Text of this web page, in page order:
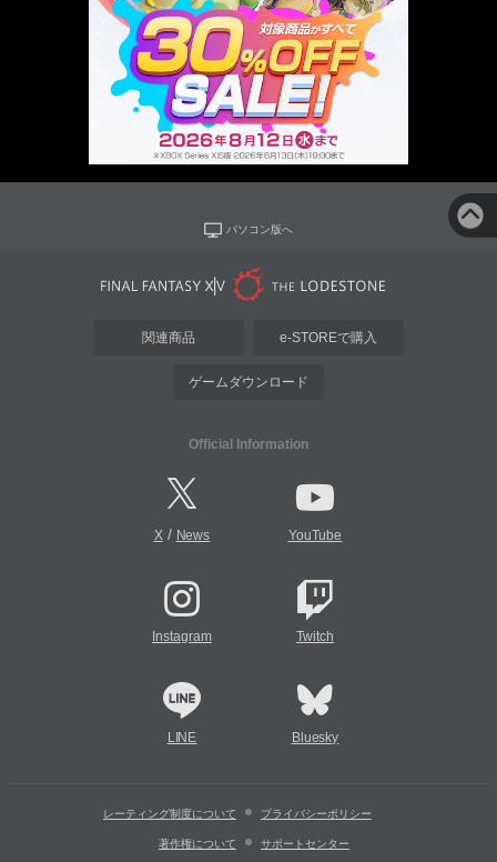
パソコン版へ
関連商品 e-STOREで購入
ゲームダウンロード
Official Information
X/ News YouTube
Instagram Twitch
LINE Bluesky
レーティング制度について プライバシーポリシー
著作権について サポートセンター